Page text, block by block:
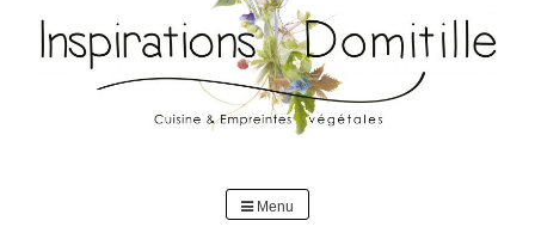
content
Menu